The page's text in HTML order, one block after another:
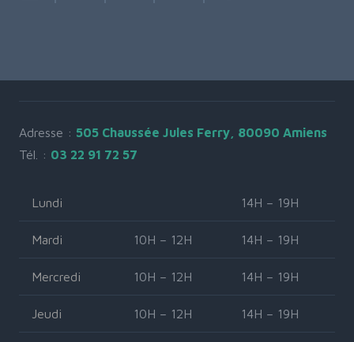
Adresse : 505 Chaussée Jules Ferry, 80090 Amiens
Tél. : 03 22 91 72 57
Lundi 14H – 19H
Mardi 10H – 12H 14H – 19H
Mercredi 10H – 12H 14H – 19H
Jeudi 10H – 12H 14H – 19H